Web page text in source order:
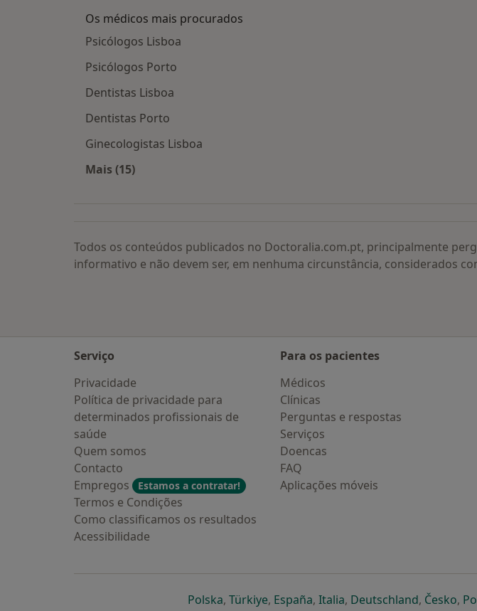
Os médicos mais procurados
Psicólogos Lisboa
Psicólogos Porto
Dentistas Lisboa
Dentistas Porto
Ginecologistas Lisboa
Mais (15)
Todos os conteúdos publicados no Doctoralia.com.pt, principalmente
informativo e não devem ser, em nenhuma circunstância, considerados
Serviço
Privacidade
Política de privacidade para
determinados profissionais de
saúde
Quem somos
Contacto
Empregos
Estamos a contratar!
Termos e Condições
Como classificamos os resultados
Acessibilidade
Para os pacientes
Médicos
Clínicas
Perguntas e respostas
Serviços
Doencas
FAQ
Aplicações móveis
Polskaabre num novo separador
, Türkiyeabre num novo separador
, Españaabre num novo separador
, Italiaabre num novo
, Deutschlandabre num
, Česko,